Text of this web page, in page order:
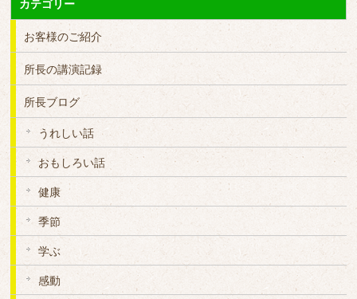
カテゴリー
お客様のご紹介
所長の講演記録
所長ブログ
うれしい話
おもしろい話
健康
季節
学ぶ
感動